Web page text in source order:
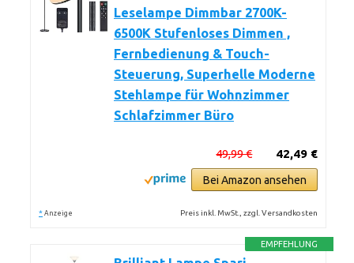
Leselampe Dimmbar 2700K-
6500K Stufenloses Dimmen ,
Fernbedienung & Touch-
Steuerung, Superhelle Moderne
Stehlampe für Wohnzimmer
Schlafzimmer Büro
42,49 €
49,99 €
Bei Amazon ansehen
* Anzeige Preis inkl. MwSt., zzgl. Versandkosten
EMPFEHLUNG